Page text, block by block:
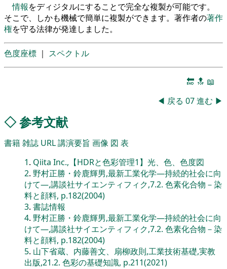
情報をディジタルにすることで完全な複製が可能です。
そこで、しかも機械で簡単に複製ができます。著作者の著作
権を守る法律が発達しました。
色度座標 ｜ スペクトル
🔚 🔝 📖
◀ 戻る 07進む ▶
◇参考文献
書籍雑誌 URL講演要旨 画像 図 表
1. Qiita Inc.,【HDRと色彩管理1】光、色、色度図
2. 野村正勝・鈴鹿輝男,最新工業化学―持続的社会に向
けて―,講談社サイエンティフィク,7.2. 色素化合物－染
料と顔料, p.182(2004)
3. 書誌情報
4. 野村正勝・鈴鹿輝男,最新工業化学―持続的社会に向
けて―,講談社サイエンティフィク,7.2. 色素化合物－染
料と顔料, p.182(2004)
5. 山下省蔵、内藤善文、扇柳政則,工業技術基礎,実教
出版,21.2. 色彩の基礎知識, p.211(2021)